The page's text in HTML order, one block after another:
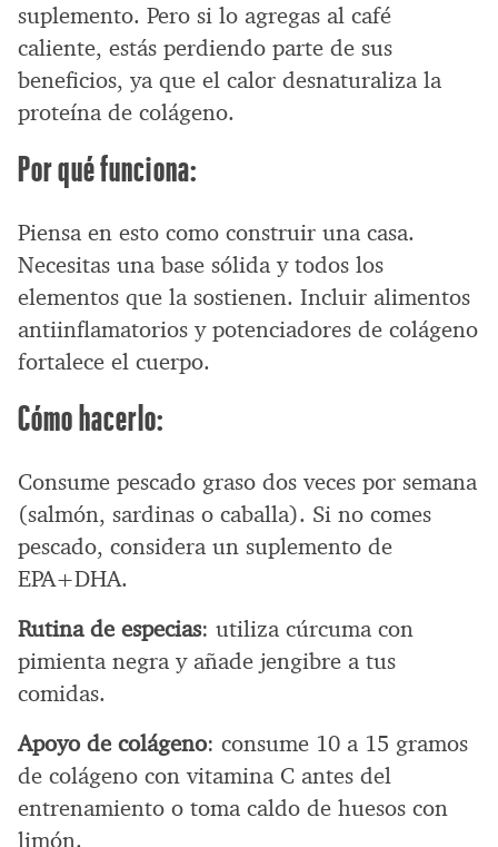
suplemento. Pero si lo agregas al café
caliente, estás perdiendo parte de sus
beneficios, ya que el calor desnaturaliza la
proteína de colágeno.
Por qué funciona:
Piensa en esto como construir una casa.
Necesitas una base sólida y todos los
elementos que la sostienen. Incluir alimentos
antiinflamatorios y potenciadores de colágeno
fortalece el cuerpo.
Cómo hacerlo:
Consume pescado graso dos veces por semana
(salmón, sardinas o caballa). Si no comes
pescado, considera un suplemento de
EPA+DHA.
Rutina de especias: utiliza cúrcuma con
pimienta negra y añade jengibre a tus
comidas.
Apoyo de colágeno: consume 10 a 15 gramos
de colágeno con vitamina C antes del
entrenamiento o toma caldo de huesos con
limón.